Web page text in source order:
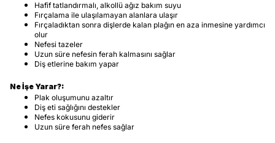
Hafif tatlandırmalı, alkollü ağız bakım suyu
Fırçalama ile ulaşılamayan alanlara ulaşır
Fırçaladıktan sonra dişlerde kalan plağın en aza inmesine yardımcı
olur
Nefesi tazeler
Uzun süre nefesin ferah kalmasını sağlar
Diş etlerine bakım yapar
Ne İşe Yarar?:
Plak oluşumunu azaltır
Diş eti sağlığını destekler
Nefes kokusunu giderir
Uzun süre ferah nefes sağlar